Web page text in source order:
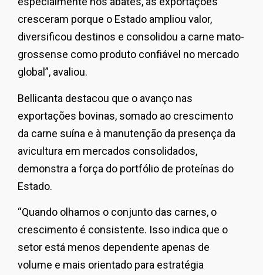
cresceram porque o Estado ampliou valor,
diversificou destinos e consolidou a carne mato-
grossense como produto confiável no mercado
global”, avaliou.
Bellicanta destacou que o avanço nas
exportações bovinas, somado ao crescimento
da carne suína e à manutenção da presença da
avicultura em mercados consolidados,
demonstra a força do portfólio de proteínas do
Estado.
“Quando olhamos o conjunto das carnes, o
crescimento é consistente. Isso indica que o
setor está menos dependente apenas de
volume e mais orientado para estratégia